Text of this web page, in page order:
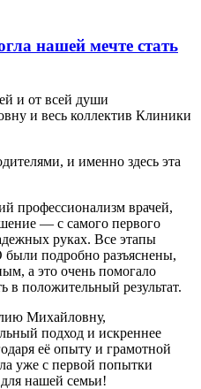
нашей мечте стать
и от всей души
и весь коллектив Клиники
и именно здесь эта
профессионализм врачей,
— с самого первого
руках. Все этапы
подробно разъяснены,
а это очень помогало
в положительный результат.
Михайловну,
подход и искреннее
её опыту и грамотной
уже с первой попытки
нашей семьи!